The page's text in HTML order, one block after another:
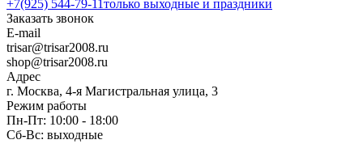
+7(925) 544-79-11только выходные и праздники
Заказать звонок
E-mail
trisar@trisar2008.ru
shop@trisar2008.ru
Адрес
г. Москва, 4-я Магистральная улица, 3
Режим работы
Пн-Пт: 10:00 - 18:00
Сб-Вс: выходные